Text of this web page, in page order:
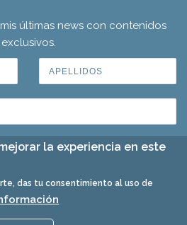
últimas news con contenidos
exclusivos.
la experiencia en este
das tu consentimiento al uso de